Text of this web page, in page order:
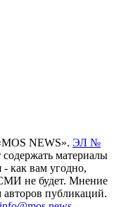
NEWS». ЭЛ №
материалы
- как вам угодно,
не будет. Мнение
публикаций.